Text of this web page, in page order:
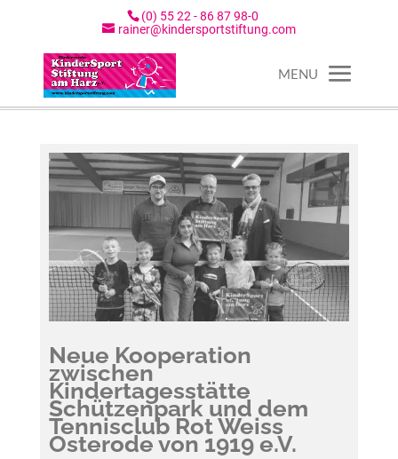
(0) 55 22 - 86 87 98-0
rainer@kindersportstiftung.com
Neue Kooperation
zwischen
Kindertagesstätte
Schützenpark und dem
Tennisclub Rot Weiss
Osterode von 1919 e.V.